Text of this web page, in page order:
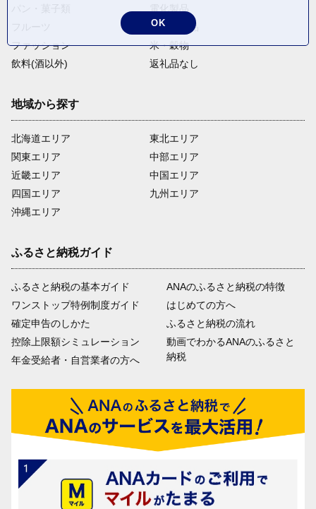
電化製品
卵・乳製品
ファッション
米・穀物
飲料(酒以外)
返礼品なし
地域から探す
北海道エリア
関東エリア
近畿エリア
四国エリア
沖縄エリア
東北エリア
中部エリア
中国エリア
九州エリア
ふるさと納税ガイド
ふるさと納税の基本ガイド
ワンストップ特例制度ガイド
確定申告のしかた
控除上限額シミュレーション
年金受給者・自営業者の方へ
ANAのふるさと納税の特徴
はじめての方へ
ふるさと納税の流れ
動画でわかるANAのふるさと
納税
OK